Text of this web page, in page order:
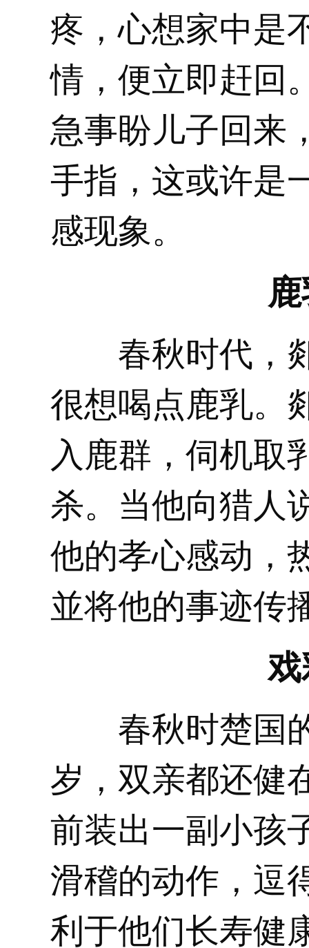
疼，心想家中是
情，便立即赶回
急事盼儿子回来
手指，这或许是
感现象。
春秋时代，郯
很想喝点鹿乳。
入鹿群，伺机取
杀。当他向猎人
他的孝心感动，
並将他的事迹传
春秋时楚国的
岁，双亲都还健
前装出一副小孩
滑稽的动作，逗
利于他们长寿健